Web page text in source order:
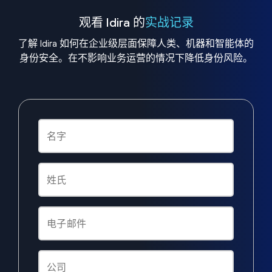
观看 Idira 的实战记录
了解 Idira 如何在企业级层面保障人类、机器和智能体的
身份安全。在不影响业务运营的情况下降低身份风险。